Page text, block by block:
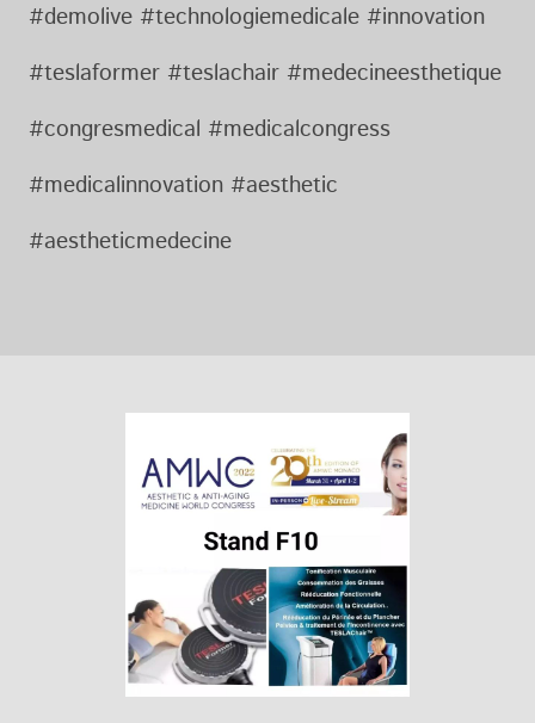
#demolive #technologiemedicale #innovation
#teslaformer #teslachair #medecineesthetique
#congresmedical #medicalcongress
#medicalinnovation #aesthetic
#aestheticmedecine